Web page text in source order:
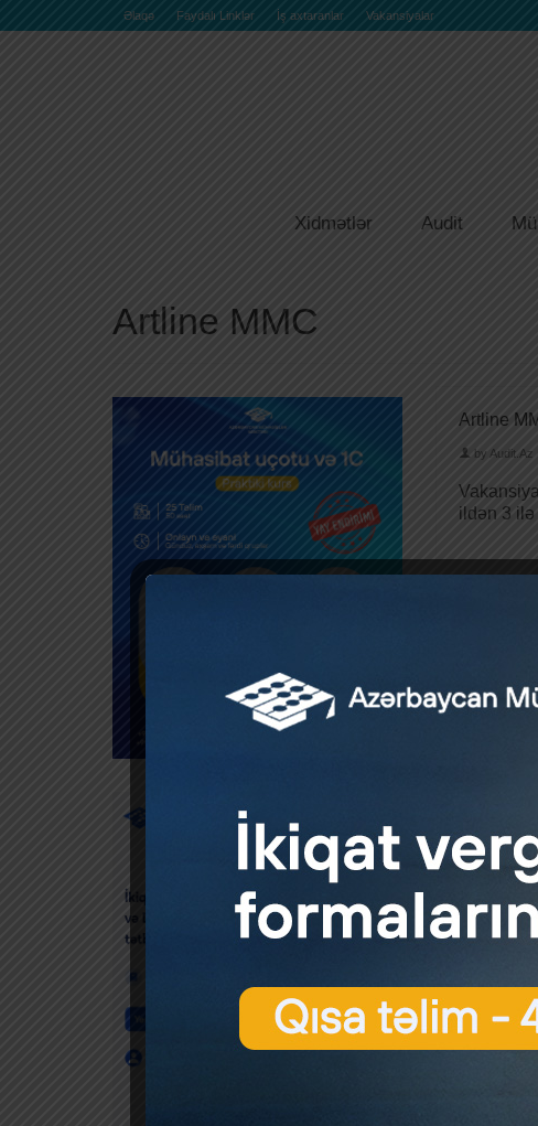
Əlaqə Faydalı Linklər İş axtaranlar Vakansiyalar
Xidmətlər Audit
Artline MMC
Artline
by Audit.Az
ildən 3
Artline